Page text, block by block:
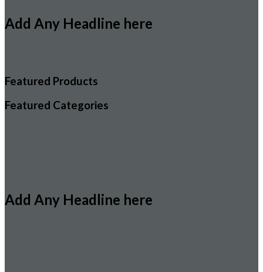
Add Any Headline here
Add Any Headline here
Featured Products
Featured Categories